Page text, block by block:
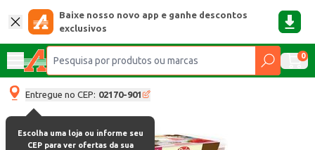
Baixe nosso novo app e ganhe descontos
exclusivos
0
Entregue no CEP: 02170-901
Escolha uma loja ou informe seu
CEP para ver ofertas da sua